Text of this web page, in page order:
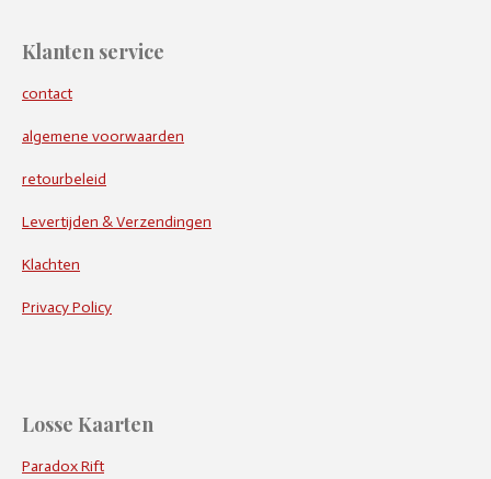
Klanten service
contact
algemene voorwaarden
retourbeleid
Levertijden & Verzendingen
Klachten
Privacy Policy
Losse Kaarten
Paradox Rift